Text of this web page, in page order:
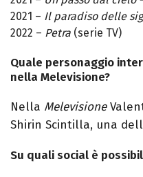
2021 – Il paradiso delle
2022 – Petra (serie TV)
Quale personaggio
nella Melevisione?
Nella Melevisione
Shirin Scintilla, una
Su quali social è